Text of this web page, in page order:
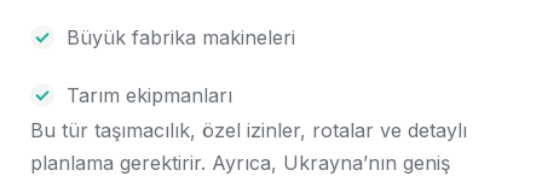
Büyük fabrika makineleri
Tarım ekipmanları
Bu tür taşımacılık, özel izinler, rotalar ve detaylı
planlama gerektirir. Ayrıca, Ukrayna’nın geniş